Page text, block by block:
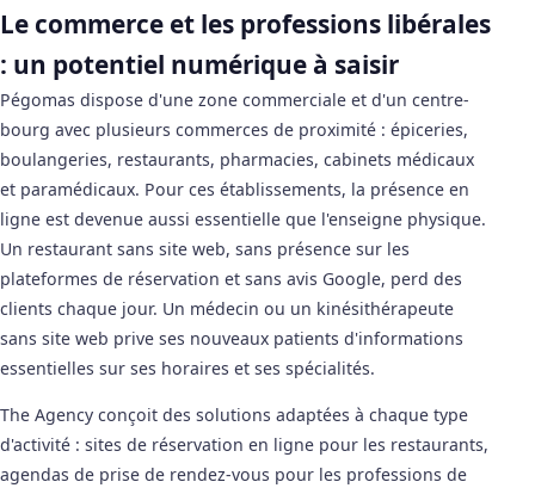
Le commerce et les professions libérales
: un potentiel numérique à saisir
Pégomas dispose d'une zone commerciale et d'un centre-
bourg avec plusieurs commerces de proximité : épiceries,
boulangeries, restaurants, pharmacies, cabinets médicaux
et paramédicaux. Pour ces établissements, la présence en
ligne est devenue aussi essentielle que l'enseigne physique.
Un restaurant sans site web, sans présence sur les
plateformes de réservation et sans avis Google, perd des
clients chaque jour. Un médecin ou un kinésithérapeute
sans site web prive ses nouveaux patients d'informations
essentielles sur ses horaires et ses spécialités.
The Agency conçoit des solutions adaptées à chaque type
d'activité : sites de réservation en ligne pour les restaurants,
agendas de prise de rendez-vous pour les professions de